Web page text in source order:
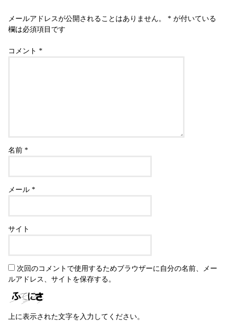
メールアドレスが公開されることはありません。 * が付いている
欄は必須項目です
コメント*
名前*
メール*
サイト
次回のコメントで使用するためブラウザーに自分の名前、メー
ルアドレス、サイトを保存する。
上に表示された文字を入力してください。